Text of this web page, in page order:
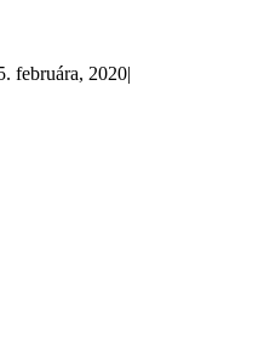
februára, 2020|